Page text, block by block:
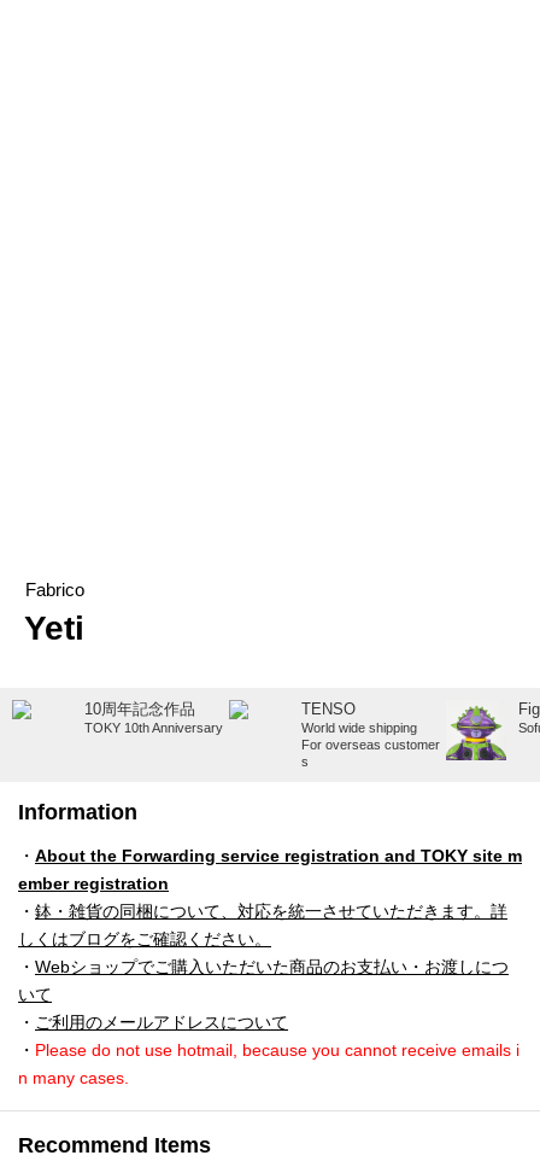
Fabrico
Yeti
10周年記念作品
TOKY 10th Anniversary
TENSO
World wide shipping
For overseas customer
s
Information
・ About the Forwarding service registration and TOKY site m
ember registration
・ 鉢・雑貨の同梱について、対応を統一させていただきます。詳
しくはブログをご確認ください。
・ Webショップでご購入いただいた商品のお支払い・お渡しにつ
いて
・ ご利用のメールアドレスについて
・ Please do not use hotmail, because you cannot receive emails i
n many cases.
Recommend Items